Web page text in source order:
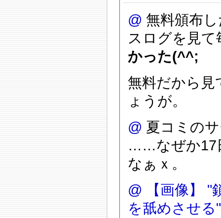
@ 無料頒布
スログを見
かった(^^;
無料だから見
ょうが。
@ 夏コミの
……なぜか17
なぁｘ。
@
【画像】
を舐めさせる